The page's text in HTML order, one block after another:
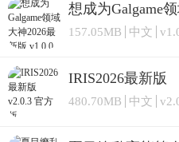
想成为Galgame
版
157.05MB 中文
IRIS2026最新版
480.70MB 中文